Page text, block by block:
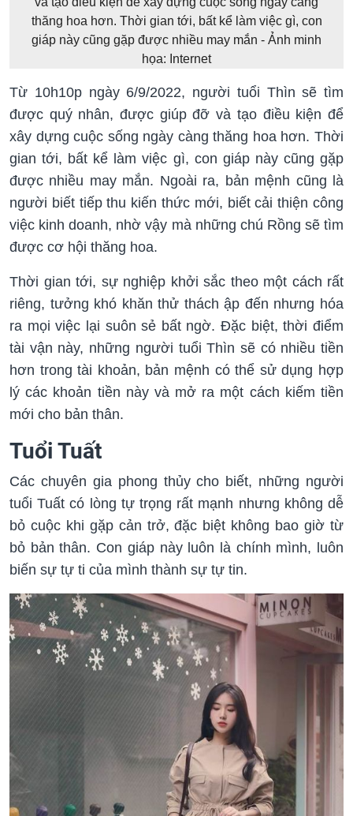
thăng hoa hơn. Thời gian tới, bất kể làm việc gì, con
giáp này cũng gặp được nhiều may mắn - Ảnh minh
họa: Internet
Từ 10h10p ngày 6/9/2022, người tuổi Thìn sẽ tìm
được quý nhân, được giúp đỡ và tạo điều kiện để
xây dựng cuộc sống ngày càng thăng hoa hơn. Thời
gian tới, bất kể làm việc gì, con giáp này cũng gặp
được nhiều may mắn. Ngoài ra, bản mệnh cũng là
người biết tiếp thu kiến thức mới, biết cải thiện công
việc kinh doanh, nhờ vậy mà những chú Rồng sẽ tìm
được cơ hội thăng hoa.
Thời gian tới, sự nghiệp khởi sắc theo một cách rất
riêng, tưởng khó khăn thử thách ập đến nhưng hóa
ra mọi việc lại suôn sẻ bất ngờ. Đặc biệt, thời điểm
tài vận này, những người tuổi Thìn sẽ có nhiều tiền
hơn trong tài khoản, bản mệnh có thể sử dụng hợp
lý các khoản tiền này và mở ra một cách kiếm tiền
mới cho bản thân.
Tuổi Tuất
Các chuyên gia phong thủycho biết, những người
tuổi Tuất có lòng tự trọng rất mạnh nhưng không dễ
bỏ cuộc khi gặp cản trở, đặc biệt không bao giờ từ
bỏ bản thân. Con giáp này luôn là chính mình, luôn
biến sự tự ti của mình thành sự tự tin.